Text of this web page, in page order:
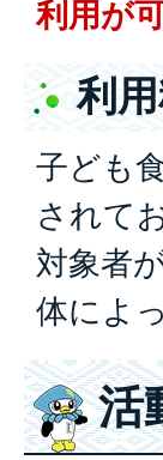
利用が
利
子ども
されて
対象者
体によ
活